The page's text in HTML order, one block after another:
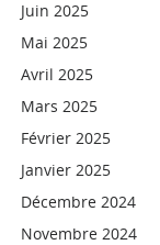
Juin 2025
Mai 2025
Avril 2025
Mars 2025
Février 2025
Janvier 2025
Décembre 2024
Novembre 2024